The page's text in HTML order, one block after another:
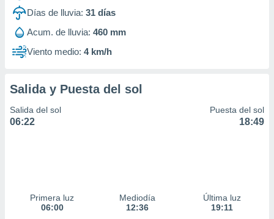
1199
Días de lluvia: 31 días
Acum. de lluvia: 460 mm
Viento medio: 4 km/h
Salida y Puesta del sol
Salida del sol
06:22
Puesta del sol
18:49
Primera luz
06:00
Mediodía
12:36
Última luz
19:11